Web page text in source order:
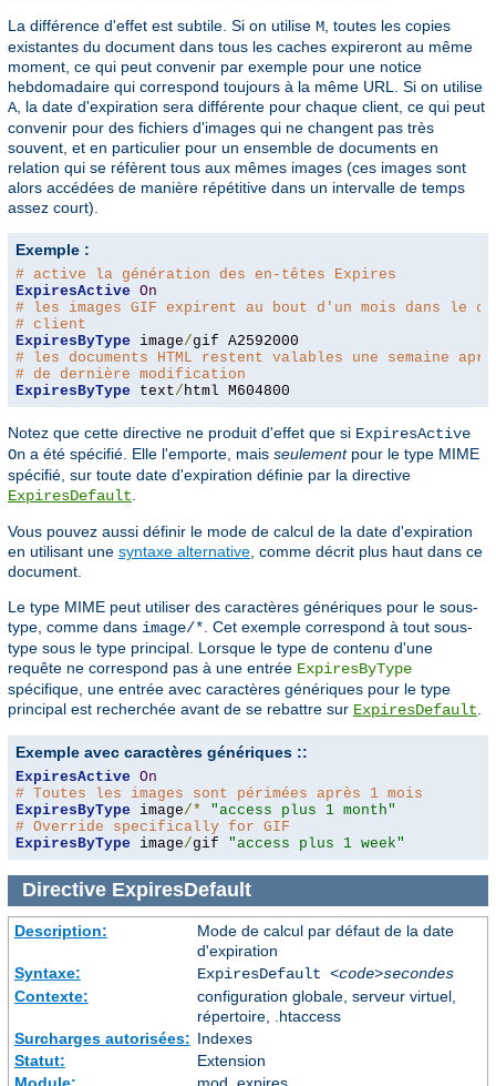
La différence d'effet est subtile. Si on utilise M , toutes les copies
existantes du document dans tous les caches expireront au même
moment, ce qui peut convenir par exemple pour une notice
hebdomadaire qui correspond toujours à la même URL. Si on utilise
A , la date d'expiration sera différente pour chaque client, ce qui peut
convenir pour des fichiers d'images qui ne changent pas très
souvent, et en particulier pour un ensemble de documents en
relation qui se réfèrent tous aux mêmes images (ces images sont
alors accédées de manière répétitive dans un intervalle de temps
assez court).
Exemple :
# active la génération des en-têtes Expires
ExpiresActive On
# les images GIF expirent au bout d'un mois dans le
# client
ExpiresByType image/
# les documents HTML restent valables une semaine
# de dernière modification
ExpiresByType text/ html M604800
Notez que cette directive ne produit d'effet que si ExpiresActive
On a été spécifié. Elle l'emporte, mais seulementpour le type MIME
spécifié, sur toute date d'expiration définie par la directive
ExpiresDefault
Vous pouvez aussi définir le mode de calcul de la date d'expiration
en utilisant une syntaxe alternative , comme décrit plus haut dans ce
document.
Le type MIME peut utiliser des caractères génériques pour le sous-
type, comme dans image/* . Cet exemple correspond à tout sous-
type sous le type principal. Lorsque le type de contenu d'une
requête ne correspond pas à une entrée ExpiresByType
spécifique, une entrée avec caractères génériques pour le type
principal est recherchée avant de se rebattre sur ExpiresDefault
Exemple avec caractères génériques ::
ExpiresActive On
# Toutes les images sont périmées après 1 mois
ExpiresByType image/*
"access plus 1 month"
# Override specifically for GIF
ExpiresByType image/gif "access plus 1 week"
Directive ExpiresDefault
Description:
Mode de calcul par défaut de la date
d'expiration
Syntaxe:
ExpiresDefault <code>secondes
Contexte:
configuration globale, serveur virtuel,
répertoire, .htaccess
Surcharges autorisées: Indexes
Statut:
Extension